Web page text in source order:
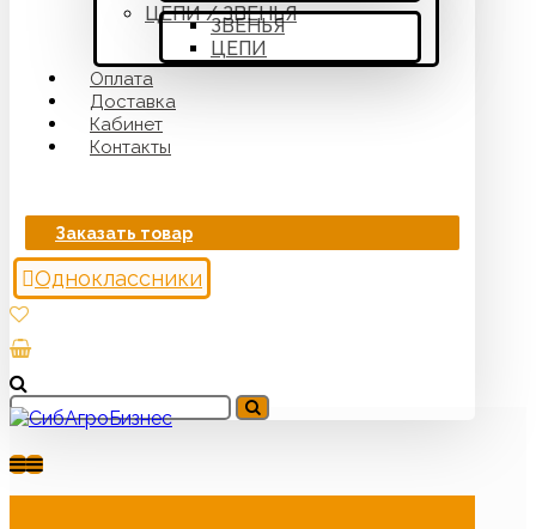
ЦЕПИ / ЗВЕНЬЯ
ЗВЕНЬЯ
ЦЕПИ
Оплата
Доставка
Кабинет
Контакты
Заказать товар
Одноклассники